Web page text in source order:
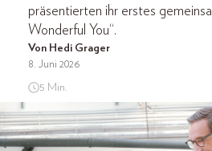
präsentierten ihr erstes
Wonderful You“.
Von Hedi Grager
8. Juni 2026
5 Min.